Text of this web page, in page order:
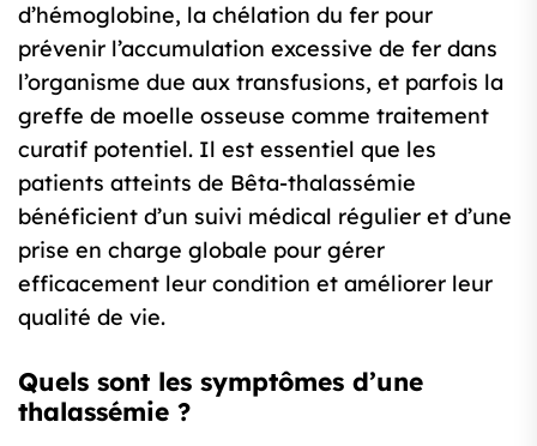
d’hémoglobine, la chélation du fer pour
prévenir l’accumulation excessive de fer dans
l’organisme due aux transfusions, et parfois la
greffe de moelle osseuse comme traitement
curatif potentiel. Il est essentiel que les
patients atteints de Bêta-thalassémie
bénéficient d’un suivi médical régulier et d’une
prise en charge globale pour gérer
efficacement leur condition et améliorer leur
qualité de vie.
Quels sont les symptômes d’une
thalassémie ?